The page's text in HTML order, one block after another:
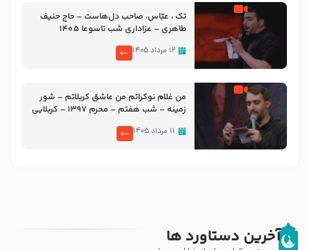
تک ، عبّاس، صاحب دل‌هاست – حاج حنیف
طاهری – عزاداری شب تاسوعا 1405
۱۲ مرداد ۱۴۰۵
من غلام نوکراتم من عاشق کربلاتم – شور
زمینه – شب هفتم – محرم 1397 – کربلایی
۱۱ مرداد ۱۴۰۵
آخرین دستاورد ها